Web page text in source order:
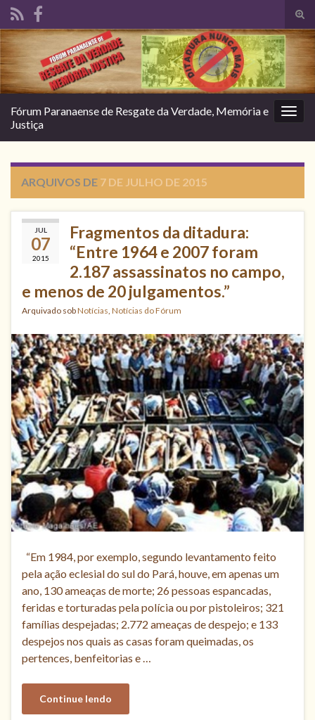
de
Search for:
Fórum Paranaense de Resgate da Verdade, Memória e
Justiça
ARQUIVOS DE 7 DE JULHO DE 2015
JUL
07
2015
Fragmentos da ditadura:
“Entre 1964 e 2007 foram
2.187 assassinatos no campo,
e menos de 20 julgamentos.”
Arquivado sobNotícias Notícias do Fórum
“Em 1984, por exemplo, segundo levantamento feito
pela ação eclesial do sul do Pará, houve, em apenas um
ano, 130 ameaças de morte; 26 pessoas espancadas,
feridas e torturadas pela polícia ou por pistoleiros; 321
famílias despejadas; 2.772 ameaças de despejo; e 133
despejos nos quais as casas foram queimadas, os
pertences, benfeitorias e …
Continue lendo